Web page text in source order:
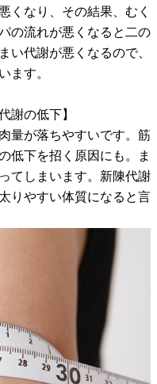
くなり、その結果、むく
の流れが悪くなると二の
い代謝が悪くなるので、
ます。
謝の低下】
量が落ちやすいです。筋
低下を招く原因にも。ま
てしまいます。新陳代謝
りやすい体質になると言